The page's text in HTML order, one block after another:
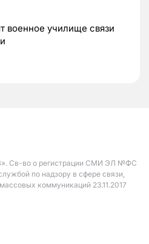
военное училище связи
Св-во о регистрации СМИ ЭЛ №ФС
по надзору в сфере связи,
коммуникаций 23.11.2017